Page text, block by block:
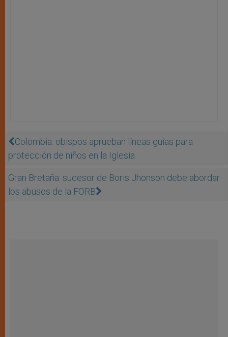
Colombia: obispos aprueban líneas guías para
protección de niños en la Iglesia
Gran Bretaña: sucesor de Boris Jhonson debe abordar
los abusos de la FORB